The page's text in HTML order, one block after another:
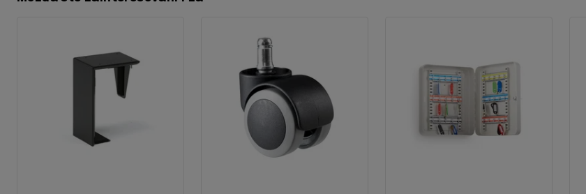
Boja: Plava
Preporučen broj osoba potrebnih za montažu
Orijentaciono vreme potrebno za montažu
10 Min